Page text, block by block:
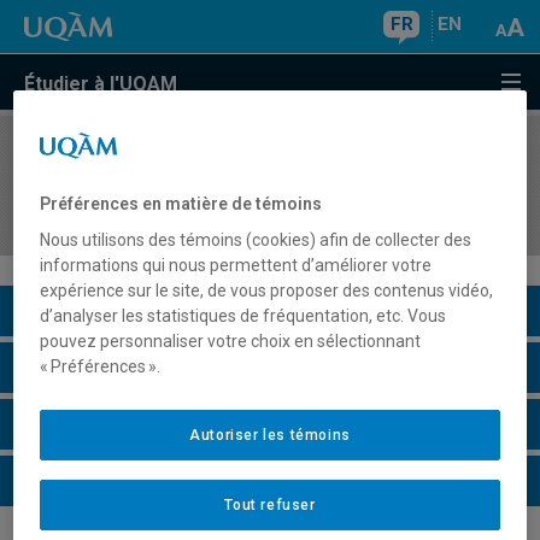
FR EN
Étudier à l'UQAM
COURS//
expérimentation et analyse
Description du cours
Horaire - Été 2026
Horaire - Automne 2026
Horaire - Hiver 2027
Préférences en matière de témoins
Nous utilisons des témoins (cookies) afin de collecter des
informations qui nous permettent d’améliorer votre
expérience sur le site, de vous proposer des contenus vidéo,
d’analyser les statistiques de fréquentation, etc. Vous
pouvez personnaliser votre choix en sélectionnant
« Préférences ».
Tout refuser
Autoriser les témoins